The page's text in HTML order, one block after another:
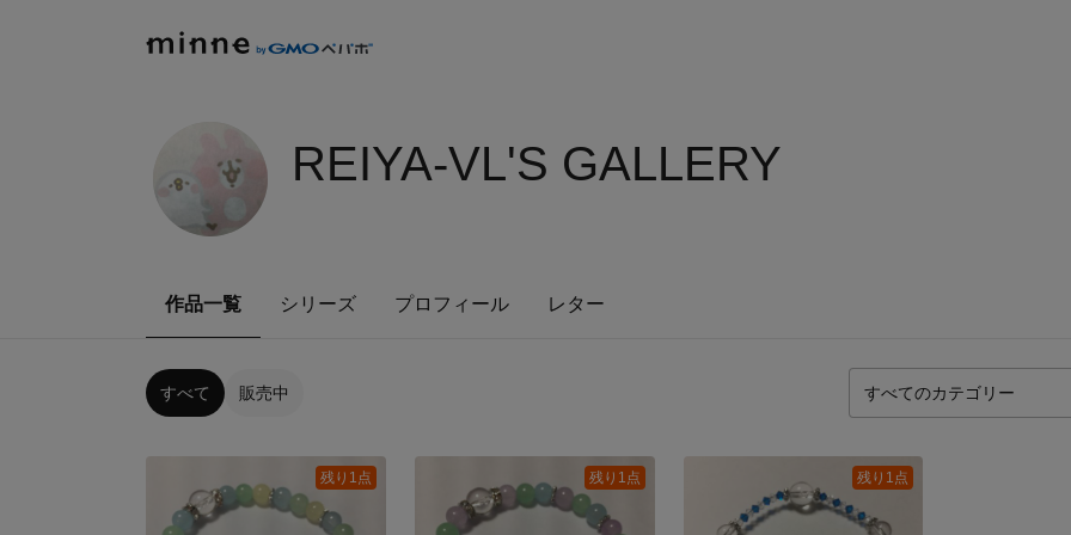
REIYA-VL'S GALLERY
作品一覧 シリーズ プロフィール レター
すべて 販売中
残り1点 残り1点 残り1点